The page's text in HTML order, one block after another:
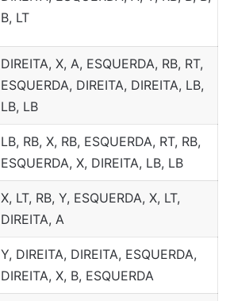
B, LT
DIREITA, X, A, ESQUERDA, RB, RT,
ESQUERDA, DIREITA, DIREITA, LB,
LB, LB
LB, RB, X, RB, ESQUERDA, RT, RB,
ESQUERDA, X, DIREITA, LB, LB
X, LT, RB, Y, ESQUERDA, X, LT,
DIREITA, A
Y, DIREITA, DIREITA, ESQUERDA,
DIREITA, X, B, ESQUERDA